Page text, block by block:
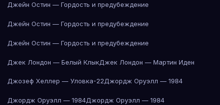
Джейн Остин — Гордость и предубеждение
Джейн Остин — Гордость и предубеждение
Джейн Остин — Гордость и предубеждение
Джек Лондон — Белый КлыкДжек Лондон — Мартин Иден
Джозеф Хеллер — Уловка-22Джордж Оруэлл — 1984
Джордж Оруэлл — 1984Джордж Оруэлл — 1984